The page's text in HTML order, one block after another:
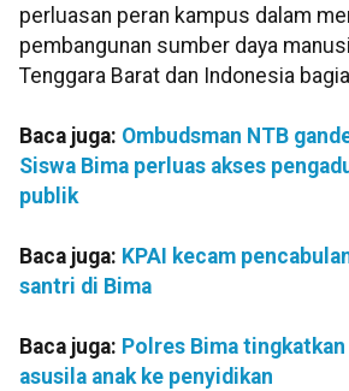
perluasan peran kampus dalam
pembangunan sumber daya
Tenggara Barat dan Indonesia
Baca juga: Ombudsman NTB
Siswa Bima perluas akses
publik
Baca juga: KPAI kecam
santri di Bima
Baca juga: Polres Bima
asusila anak ke penyidikan